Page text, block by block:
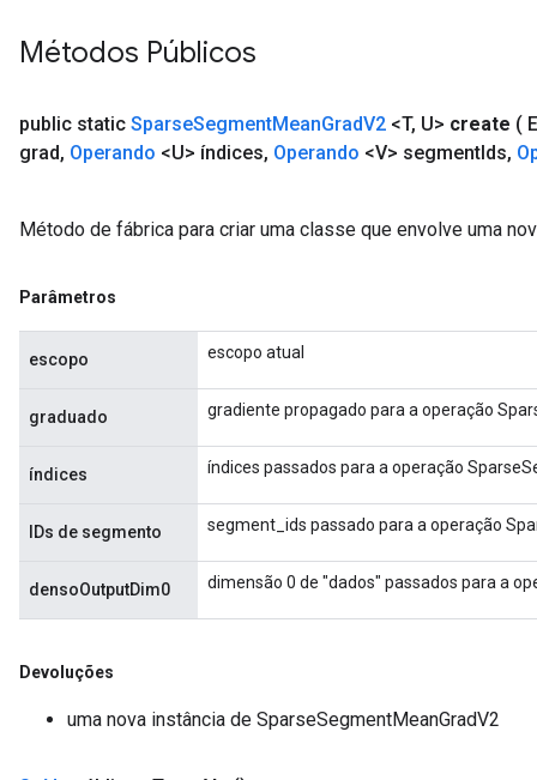
Métodos Públicos
public static SparseSegmentMeanGradV2 <T, U> create (
grad, Operando <U> índices, Operando <V> segmentIds,
Método de fábrica para criar uma classe que envolve uma
Parâmetros
escopo escopo atual
graduado gradiente propagado para a operação
índices índices passados ​​para a operação
IDs de segmento segment_ids passado para a operação
densoOutputDim0 dimensão 0 de "dados" passados ​​para a
Devoluções
uma nova instância de SparseSegmentMeanGradV2